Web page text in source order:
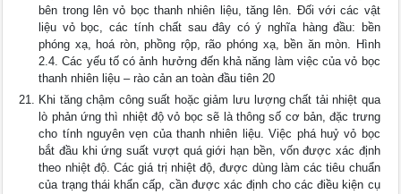
bên trong lên vỏ bọc thanh nhiên liệu, tăng lên. Đối với các vật
liệu vỏ bọc, các tính chất sau đây có ý nghĩa hàng đầu: bền
phóng xạ, hoá ròn, phồng rộp, rão phóng xạ, bền ăn mòn. Hình
2.4. Các yếu tố có ảnh hưởng đến khả năng làm việc của vỏ bọc
thanh nhiên liệu – rào cản an toàn đầu tiên 20
Khi tăng chậm công suất hoặc giảm lưu lượng chất tải nhiệt qua
lò phản ứng thì nhiệt độ vỏ bọc sẽ là thông số cơ bản, đặc trưng
cho tính nguyên vẹn của thanh nhiên liệu. Việc phá huỷ vỏ bọc
bắt đầu khi ứng suất vượt quá giới hạn bền, vốn được xác định
theo nhiệt độ. Các giá trị nhiệt độ, được dùng làm các tiêu chuẩn
của trạng thái khẩn cấp, cần được xác định cho các điều kiện cụ